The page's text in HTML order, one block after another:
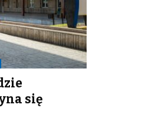
się